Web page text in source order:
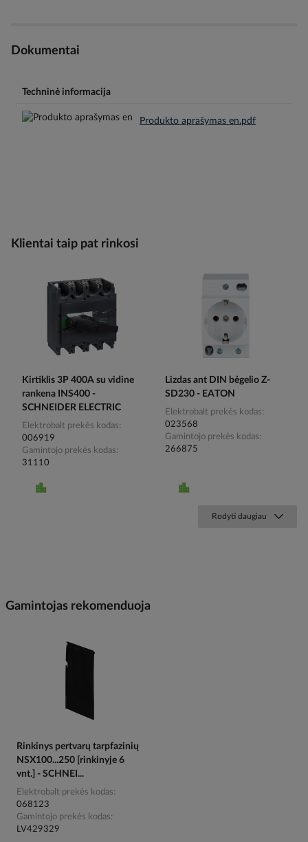
Dokumentai
Techninė informacija
Produkto aprašymas en.pdf
Klientai taip pat rinkosi
Kirtiklis 3P 400A su vidine
rankena INS400 -
SCHNEIDER ELECTRIC
Elektrobalt prekės kodas
006919
Gamintojo prekės kodas
31110
Lizdas ant DIN bėgelio Z-
SD230 - EATON
Elektrobalt prekės kodas
023568
Gamintojo prekės kodas
266875
Rodyti daugiau
Gamintojas rekomenduoja
Rinkinys pertvarų tarpfazinių
NSX100...250 [rinkinyje 6
vnt.] - SCHNEI...
Elektrobalt prekės kodas
068123
Gamintojo prekės kodas
LV429329